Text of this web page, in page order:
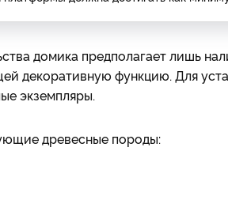
домика предполагает лишь
декоративную функцию. Для
экземпляры.
древесные породы: